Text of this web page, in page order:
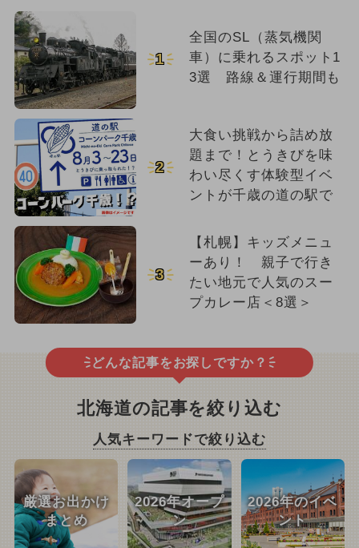
1
全国のSL（蒸気機関
車）に乗れるスポット1
3選 路線＆運行期間も
2
大食い挑戦から詰め放
題まで！とうきびを味
わい尽くす体験型イベ
ントが千歳の道の駅で
3
【札幌】キッズメニュ
ーあり！ 親子で行き
たい地元で人気のスー
プカレー店＜8選＞
どんな記事をお探しですか？
北海道の記事を絞り込む
人気キーワードで絞り込む
厳選お出かけ
まとめ
2026年オープ
ン
2026年のイベ
ント